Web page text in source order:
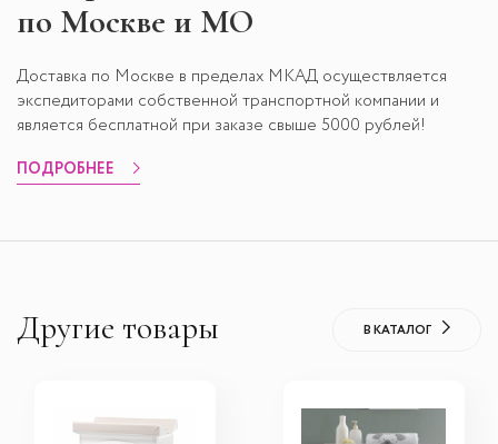
по Москве и МО
Доставка по Москве в пределах МКАД осуществляется
экспедиторами собственной транспортной компании и
является бесплатной при заказе свыше 5000 рублей!
ПОДРОБНЕЕ
Другие товары В КАТАЛОГ